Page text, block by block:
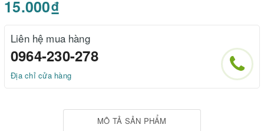
15.000₫
Liên hệ mua hàng
0964-230-278
Địa chỉ cửa hàng
MÔ TẢ SẢN PHẨM